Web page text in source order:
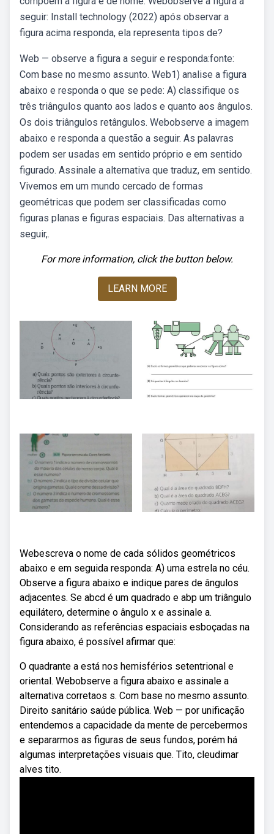
seguir: Install technology (2022) após observar a
figura acima responda, ela representa tipos de?
Web — observe a figura a seguir e responda:fonte:
Com base no mesmo assunto. Web1) analise a figura
abaixo e responda o que se pede: A) classifique os
três triângulos quanto aos lados e quanto aos ângulos.
Os dois triângulos retângulos. Webobserve a imagem
abaixo e responda a questão a seguir. As palavras
podem ser usadas em sentido próprio e em sentido
figurado. Assinale a alternativa que traduz, em sentido.
Vivemos em um mundo cercado de formas
geométricas que podem ser classificadas como
figuras planas e figuras espaciais. Das alternativas a
seguir,.
For more information, click the button below.
LEARN MORE
Webescreva o nome de cada sólidos geométricos
abaixo e em seguida responda: A) uma estrela no céu.
Observe a figura abaixo e indique pares de ângulos
adjacentes. Se abcd é um quadrado e abp um triângulo
equilátero, determine o ângulo x e assinale a.
Considerando as referências espaciais esboçadas na
figura abaixo, é possível afirmar que:
O quadrante a está nos hemisférios setentrional e
oriental. Webobserve a figura abaixo e assinale a
alternativa corretaos s. Com base no mesmo assunto.
Direito sanitário saúde pública. Web — por unificação
entendemos a capacidade da mente de percebermos
e separarmos as figuras de seus fundos, porém há
algumas interpretações visuais que. Tito, cleudimar
alves tito.